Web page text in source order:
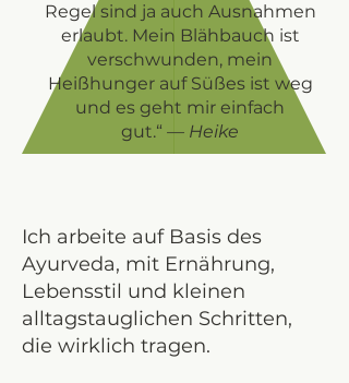
Regel sind ja auch Ausnahmen
erlaubt. Mein Blähbauch ist
verschwunden, mein
Heißhunger auf Süßes ist weg
und es geht mir einfach
gut.“ — Heike
Ich arbeite auf Basis des
Ayurveda, mit Ernährung,
Lebensstil und kleinen
alltagstauglichen Schritten,
die wirklich tragen.